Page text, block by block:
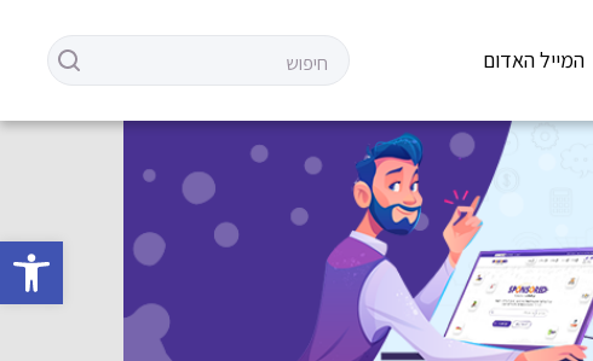
פתח
המייל האדום